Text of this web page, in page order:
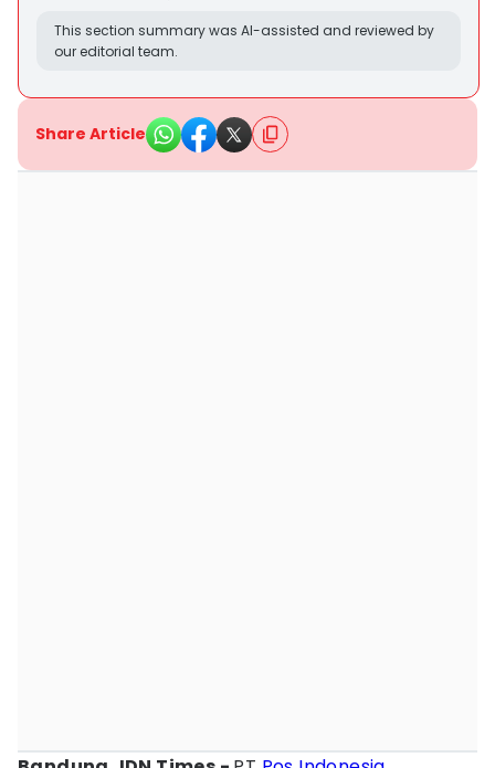
This section summary was AI-assisted and reviewed by
our editorial team.
Share Article